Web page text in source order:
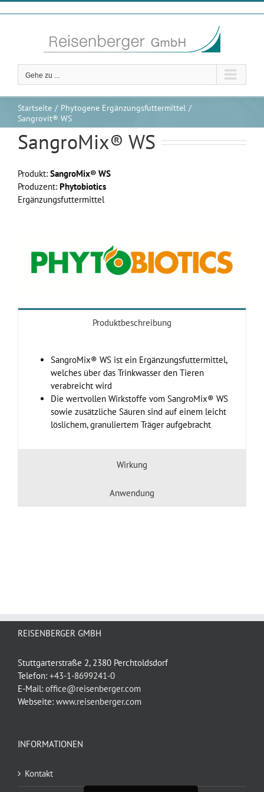
Zum
Gehe zu ...
Startseite
Phytogene Ergänzungsfuttermittel
Sangrovit® WS
SangroMix® WS
Produkt: SangroMix® WS
Produzent: Phytobiotics
Ergänzungsfuttermittel
Produktbeschreibung
SangroMix® WS ist ein Ergänzungsfuttermittel,
welches über das Trinkwasser den Tieren
verabreicht wird
Die wertvollen Wirkstoffe vom SangroMix® WS
sowie zusätzliche Säuren sind auf einem leicht
löslichem, granuliertem Träger aufgebracht
Wirkung
Anwendung
REISENBERGER GMBH
Stuttgarterstraße 2, 2380 Perchtoldsdorf
Telefon: +43-1-8699241-0
E-Mail: office@reisenberger.com
Webseite: www.reisenberger.com
INFORMATIONEN
Kontakt